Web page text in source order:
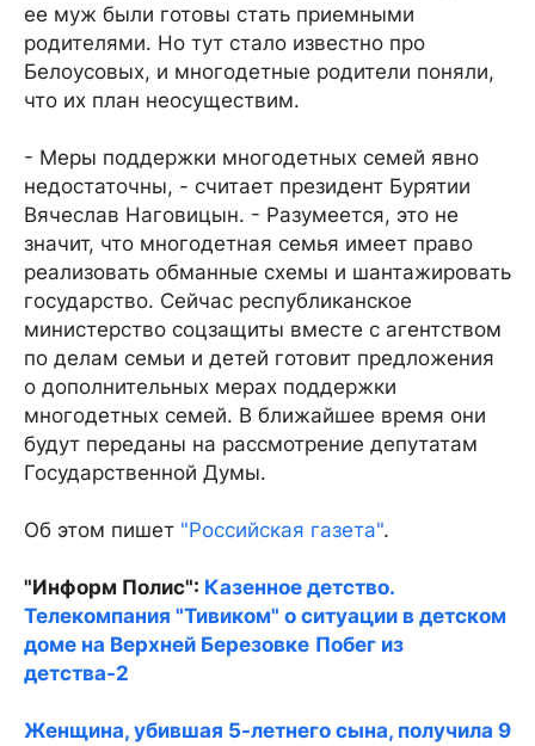
ее муж были готовы стать приемными
родителями. Но тут стало известно про
Белоусовых, и многодетные родители поняли,
что их план неосуществим.
- Меры поддержки многодетных семей явно
недостаточны, - считает президент Бурятии
Вячеслав Наговицын. - Разумеется, это не
значит, что многодетная семья имеет право
реализовать обманные схемы и шантажировать
государство. Сейчас республиканское
министерство соцзащиты вместе с агентством
по делам семьи и детей готовит предложения
о дополнительных мерах поддержки
многодетных семей. В ближайшее время они
будут переданы на рассмотрение депутатам
Государственной Думы.
Об этом пишет "Российская газета".
"Информ Полис": Казенное детство.
Телекомпания "Тивиком" о ситуации в детском
доме на Верхней Березовке Побег из
детства-2
Женщина, убившая 5-летнего сына, получила 9